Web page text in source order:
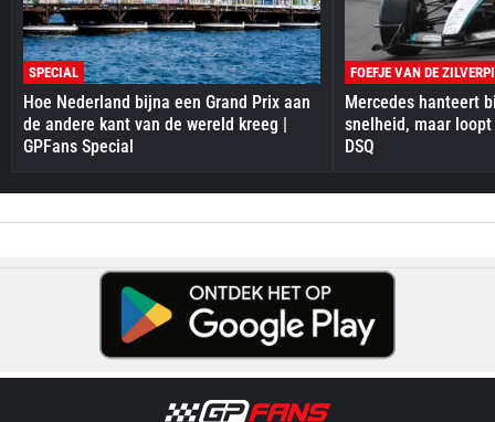
SPECIAL
Hoe Nederland bijna een Grand Prix aan
de andere kant van de wereld kreeg |
GPFans Special
FOEFJE VAN DE
Mercedes hanteert
snelheid, maar
DSQ